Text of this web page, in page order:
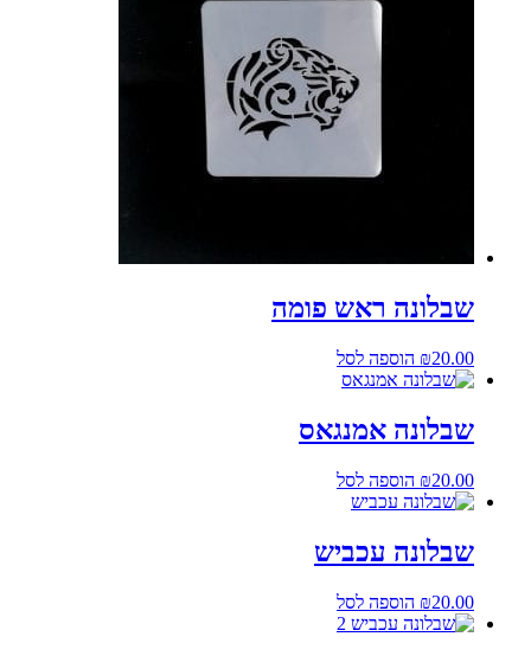
שבלונה ראש פומה
₪20.00 הוספה לסל
שבלונה אמנגאס
₪20.00 הוספה לסל
שבלונה עכביש
₪20.00 הוספה לסל